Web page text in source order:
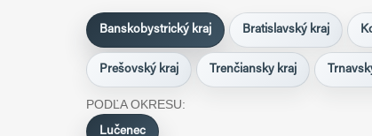
Banskobystrický kraj Bratislavský kraj
Prešovský kraj Trenčiansky kraj
PODĽA OKRESU:
Lučenec